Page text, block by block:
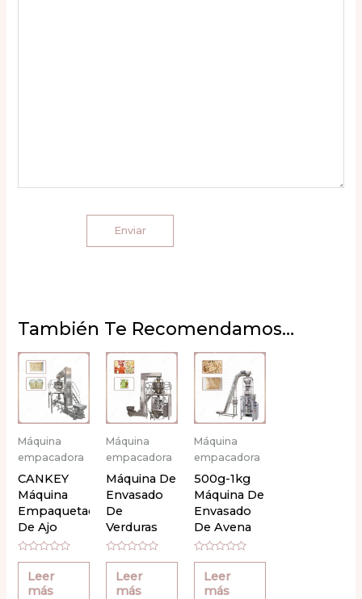
También Te Recomendamos…
Máquina
empacadora
de partículas
CANKEY
Máquina
Empaquetadora
De Ajo
Valorado
con
de
Leer
más
Máquina
empacadora
de partículas
Máquina De
Envasado
De
Verduras
Secos
Deshidratados
Valorado
con
de
Leer
más
Máquina
empacadora
de partículas
500g-1kg
Máquina De
Envasado
De Avena
Instantánea
Valorado
con
de
Leer
más